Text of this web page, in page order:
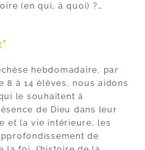
(en qui, à quoi) ?…
hebdomadaire, par
8 à 14 élèves, nous aidons
le souhaitent à
de Dieu dans leur
et la vie intérieure, les
de